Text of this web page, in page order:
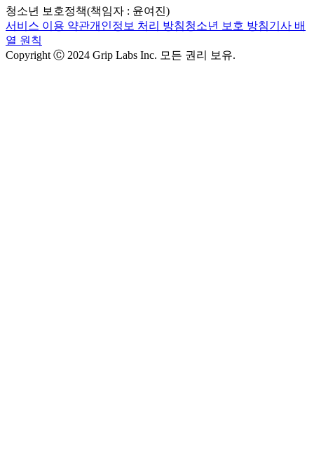
청소년 보호정책(책임자 : 윤여진)
서비스 이용 약관개인정보 처리 방침청소년 보호 방침기사 배
열 원칙
Copyright Ⓒ 2024 Grip Labs Inc. 모든 권리 보유.